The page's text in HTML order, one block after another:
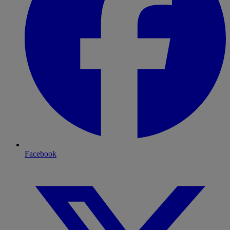
Facebook